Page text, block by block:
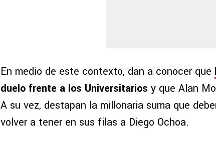
En medio de este contexto, dan a conocer que
duelo frente a los Universitarios y que Alan
A su vez, destapan la millonaria suma que
volver a tener en sus filas a Diego Ochoa.